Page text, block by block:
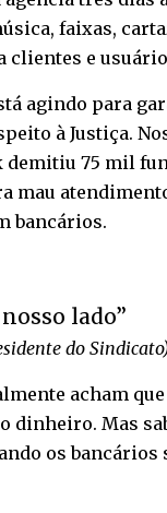
faixas,
clientes e
agindo para
à Justiça.
demitiu 75 mil
mau
bancários.
lado”
do
acham
dinheiro. Mas
os bancários